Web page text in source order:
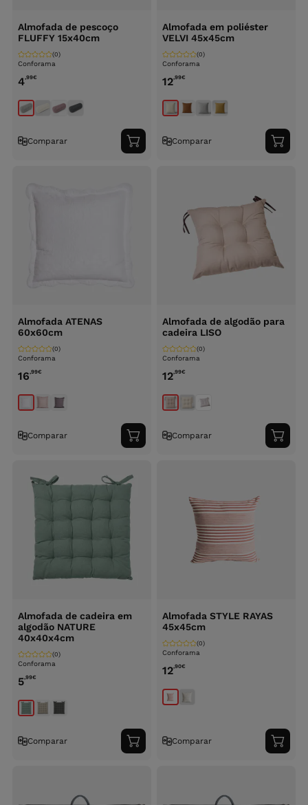
Almofada de pescoço
FLUFFY 15x40cm
Conforama
(0)
4,99€
Comparar
Adicionar
ao
Almofada em poliéster
VELVI 45x45cm
Conforama
(0)
12,99€
Comparar
ao
Almofada ATENAS
60x60cm
Conforama
(0)
16,99€
Comparar
Adicionar
ao
Almofada de algodão para
cadeira LISO
Conforama
(0)
12,99€
Comparar
ao
Almofada de cadeira em
algodão NATURE
40x40x4cm
Conforama
(0)
5,99€
Comparar
Adicionar
ao
Almofada STYLE RAYAS
45x45cm
Conforama
(0)
12,90€
Comparar
ao